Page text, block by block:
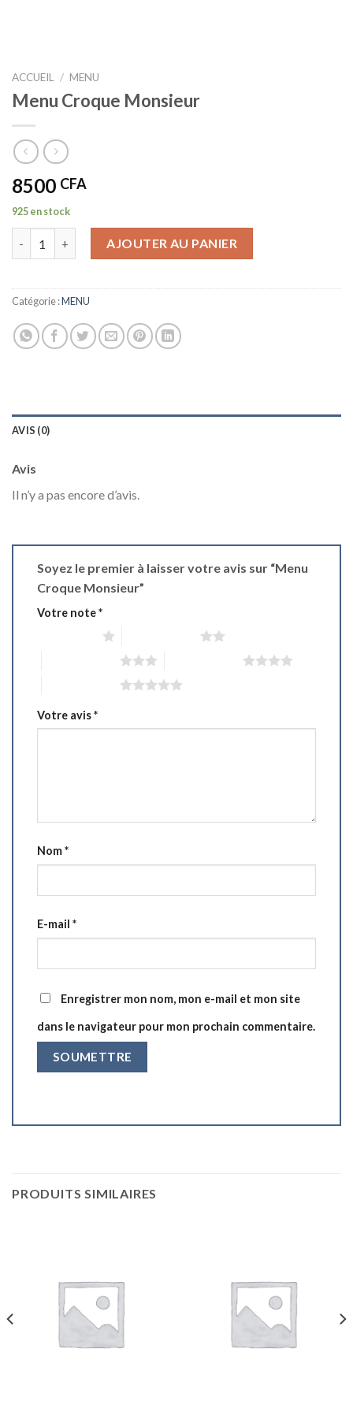
ACCUEIL / MENU
Menu Croque Monsieur
8500 CFA
925 en stock
AJOUTER AU PANIER
Catégorie :MENU
AVIS (0)
Avis
Il n’y a pas encore d’avis.
Soyez le premier à laisser votre avis sur “Menu
Croque Monsieur”
Votre note*
Votre avis*
Nom*
E-mail *
Enregistrer mon nom, mon e-mail et mon site
dans le navigateur pour mon prochain commentaire.
PRODUITS SIMILAIRES